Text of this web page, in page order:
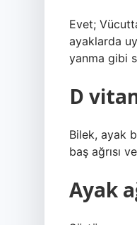
Evet;
ayaklarda
yanma gibi
D
Bilek, ayak
baş ağrısı
Ayak